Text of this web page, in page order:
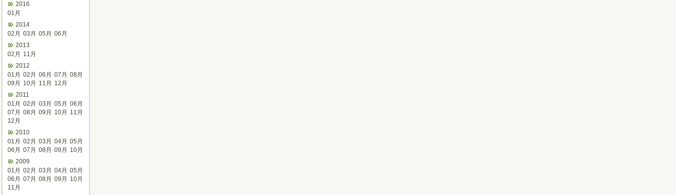
2016
01月
2014
02月 03月 05月 06月
2013
02月
11月
2012
01月 02月 06月 07月 08月
09月
10月 11月
12月
2011
01月 02月 03月 05月 06月
07月 08月 09月 10月
11月
12月
2010
01月 02月 03月 04月 05月
06月 07月 08月 09月
10月
2009
01月 02月 03月 04月 05月
06月 07月 08月 09月
10月
11月